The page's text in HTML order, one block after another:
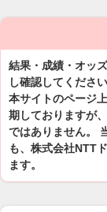
結果・成績・オッ
し確認してください
本サイトのページ
期しておりますが
ではありません。
も、株式会社NTT
ます。